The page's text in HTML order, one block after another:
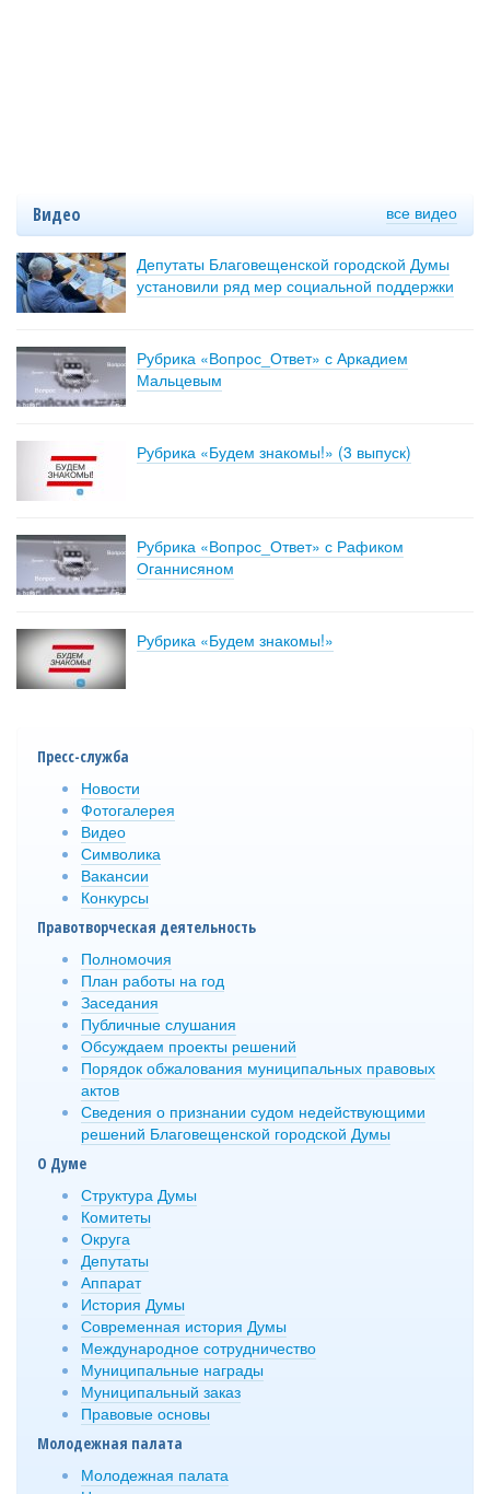
Видео все видео
Депутаты Благовещенской городской Думы
установили ряд мер социальной поддержки
Рубрика «Вопрос_Ответ» с Аркадием
Мальцевым
Рубрика «Будем знакомы!» (3 выпуск)
Рубрика «Вопрос_Ответ» с Рафиком
Оганнисяном
Рубрика «Будем знакомы!»
Пресс-служба
Новости
Фотогалерея
Видео
Символика
Вакансии
Конкурсы
Правотворческая деятельность
Полномочия
План работы на год
Заседания
Публичные слушания
Обсуждаем проекты решений
Порядок обжалования муниципальных правовых
актов
Сведения о признании судом недействующими
решений Благовещенской городской Думы
О Думе
Структура Думы
Комитеты
Округа
Депутаты
Аппарат
История Думы
Современная история Думы
Международное сотрудничество
Муниципальные награды
Муниципальный заказ
Правовые основы
Молодежная палата
Молодежная палата